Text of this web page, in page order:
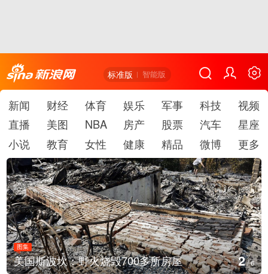
标准版 智能版
新闻 财经 体育 娱乐 军事 科技
视频
直播
美图 NBA 房产 股票 汽车
星座
小说
教育 女性 健康 精品 微博 更多
图集
美国斯波坎：野火烧毁700多所房屋 3/6